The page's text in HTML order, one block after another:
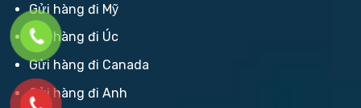
Gửi hàng đi Mỹ
Gửi hàng đi Úc
Gửi hàng đi Canada
Gửi hàng đi Anh